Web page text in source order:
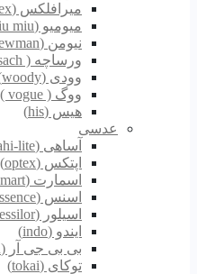
میرافلکس (Miraflex)
میومیو (miu miu)
نیومن (newman)
ورساچه ( versach )
وودی (woody)
ووگ ( vogue )
هیس (his)
عدسی
آساهی (asahi-lite)
اپتکس (optex)
اسمارت (smart)
اسنس (essence)
اسیلور (essilor)
ایندو (indo)
بی بی جی آر (BBGR)
توکای (tokai)